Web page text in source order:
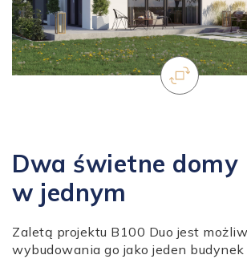
Dwa świetne domy
w jednym
Zaletą projektu B100 Duo jest
wybudowania go jako jeden